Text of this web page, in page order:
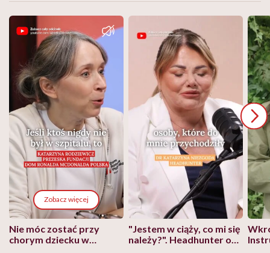
Zobacz więcej
Nie móc zostać przy
chorym dziecku w
"Jestem w ciąży, co mi się
należy?". Headhunter o